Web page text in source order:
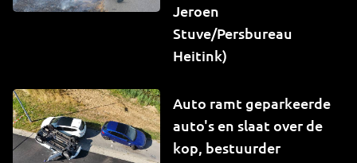
Jeroen
Stuve/Persbureau
Heitink)
Auto ramt geparkeerde
auto's en slaat over de
kop, bestuurder